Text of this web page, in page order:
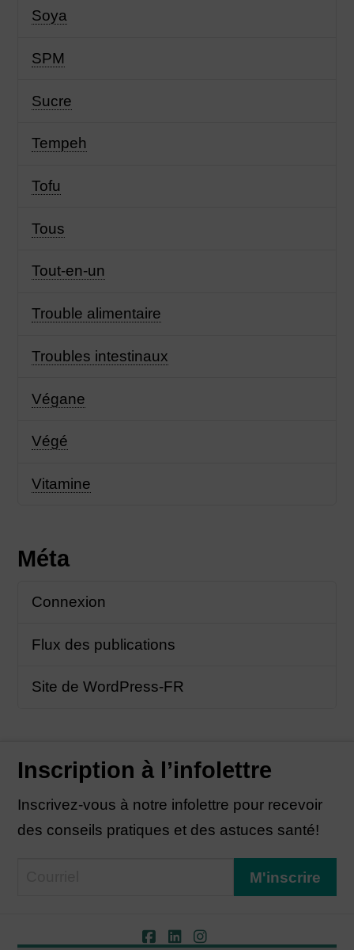
Soya
SPM
Sucre
Tempeh
Tofu
Tous
Tout-en-un
Trouble alimentaire
Troubles intestinaux
Végane
Végé
Vitamine
Méta
Connexion
Flux des publications
Site de WordPress-FR
Inscription à l’infolettre
Inscrivez-vous à notre infolettre pour recevoir
des conseils pratiques et des astuces santé!